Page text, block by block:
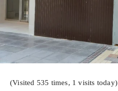
(Visited 535 times, 1 visits today)